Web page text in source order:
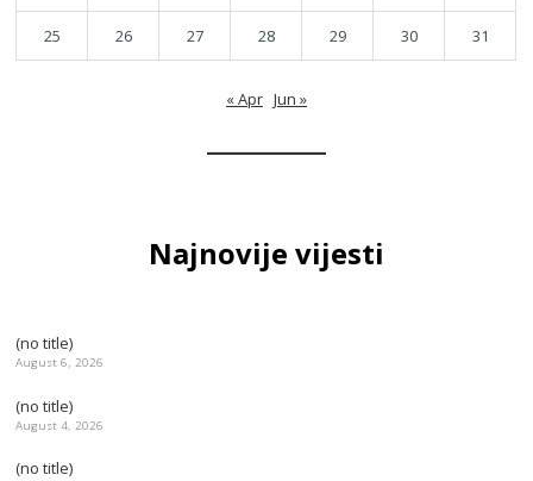
25 26 27 28 29 30 31
« Apr Jun »
Najnovije vijesti
(no title)
August 6, 2026
(no title)
August 4, 2026
(no title)